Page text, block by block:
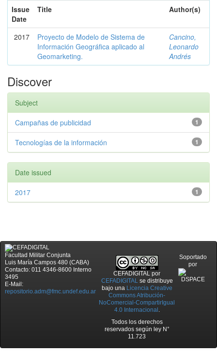
Issue
Date
Title Author(s)
2017
Proyecto de Modelo de Sistema de
Información Geográfica aplicado al
Geomarketing.
Cancino,
Leonardo
Andrés
Discover
Subject
1
Campañas de publicidad
1
Tecnologías de la información
Date issued
1
2017
Facultad Militar Conjunta
Luis María Campos 480 (CABA)
Contacto: 011 4346-8600 Interno
3495
E-Mail:
repositorio.adm@fmc.undef.edu.ar
CEFADIGITAL por
CEFADIGITALse distribuye
bajo una Licencia Creative
Commons Atribución-
NoComercial-CompartirIgual
4.0 Internacional .
Todos los derechos
reservados según ley N°
11.723
Soportado
por